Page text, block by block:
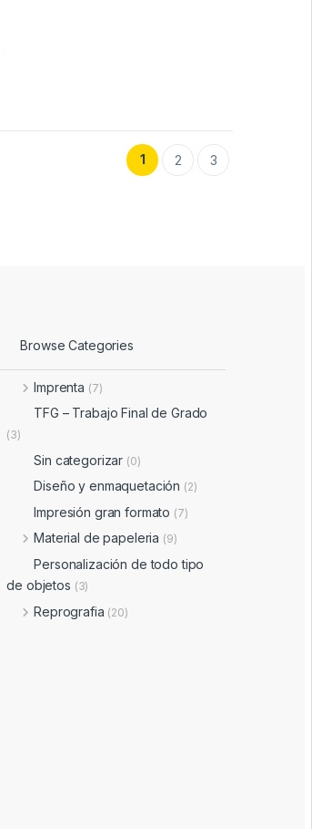
1 2 3
Browse Categories
Imprenta (7)
TFG – Trabajo Final de Grado
(3)
Sin categorizar (0)
Diseño y enmaquetación (2)
Impresión gran formato (7)
Material de papeleria (9)
Personalización de todo tipo
de objetos (3)
Reprografia (20)